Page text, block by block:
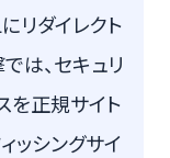
リダイレクト
は、セキュリ
を正規サイト
ッシングサイ